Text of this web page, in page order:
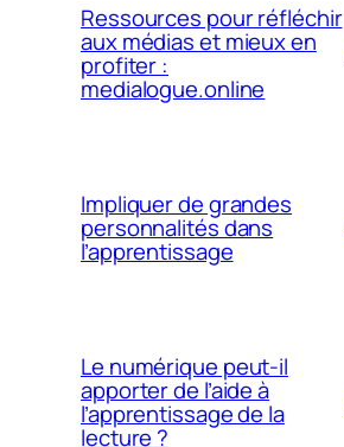
Ressources pour réfléchir
aux médias et mieux en
profiter :
medialogue.online
Impliquer de grandes
personnalités dans
l’apprentissage
Le numérique peut-il
apporter de l’aide à
l’apprentissage de la
lecture ?